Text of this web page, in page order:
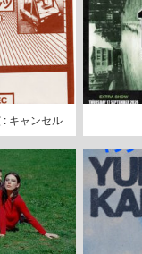
キャンセル